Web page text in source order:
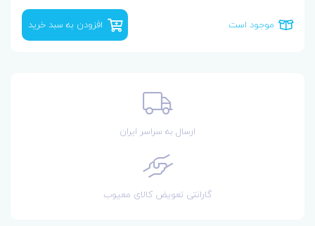
موجود است افزودن به سبد خرید
ارسال به سراسر ایران
گارانتی تعویض کالای معیوب